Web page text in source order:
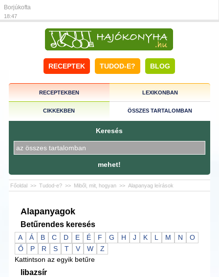
Borjúkofta
18:47
RECEPTEK TUDOD-E? BLOG
RECEPTEKBEN LEXIKONBAN
CIKKEKBEN ÖSSZES TARTALOMBAN
Keresés
mehet!
Főoldal >> Tudod-e? >> Miből, mit, hogyan >> Alapanyag leírások
Alapanyagok
Betűrendes keresés
A Á B C D E É F G H J K L M N
O
Ő
P R S T V W
Z
Kattintson az egyik betűre
libazsír